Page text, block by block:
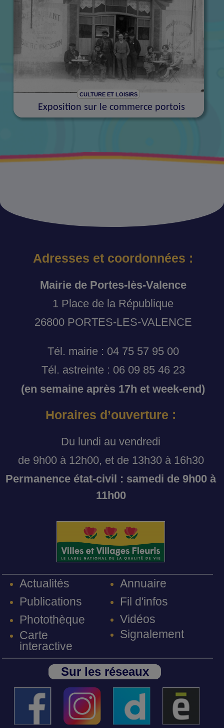
CULTURE ET LOISIRS
Exposition sur le commerce portois
Adresses et coordonnées :
Mairie de Portes-lès-Valence
1 Place de la République
26800 PORTES-LES-VALENCE
Tél. mairie : 04 75 57 95 00
Tél. astreinte : 06 09 85 46 23
(en semaine après 17h et week-end)
Horaires d’ouverture :
Du lundi au vendredi
de 9h00 à 12h00, et de 13h30 à 16h30
Permanence état-civil : samedi de 9h00 à
11h00
Actualités
Publications
Photothèque
Carte
interactive
Annuaire
Fil d'infos
Vidéos
Signalement
Sur les réseaux